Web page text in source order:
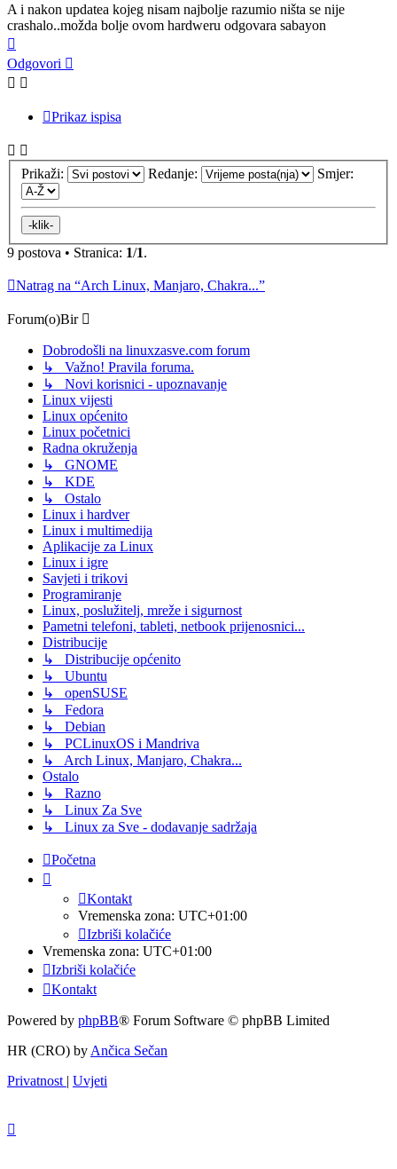
A i nakon updatea kojeg nisam najbolje razumio ništa se nije
crashalo..možda bolje ovom hardweru odgovara sabayon
Odgovori
Prikaz ispisa
Prikaži: Redanje: Smjer:
9 postova • Stranica: 1/1.
Natrag na “Arch Linux, Manjaro, Chakra...”
Forum(o)Bir
Dobrodošli na linuxzasve.com forum
↳ Važno! Pravila foruma.
↳ Novi korisnici - upoznavanje
Linux vijesti
Linux općenito
Linux početnici
Radna okruženja
↳ GNOME
↳ KDE
↳ Ostalo
Linux i hardver
Linux i multimedija
Aplikacije za Linux
Linux i igre
Savjeti i trikovi
Programiranje
Linux, poslužitelj, mreže i sigurnost
Pametni telefoni, tableti, netbook prijenosnici...
Distribucije
↳ Distribucije općenito
↳ Ubuntu
↳ openSUSE
↳ Fedora
↳ Debian
↳ PCLinuxOS i Mandriva
↳ Arch Linux, Manjaro, Chakra...
Ostalo
↳ Razno
↳ Linux Za Sve
↳ Linux za Sve - dodavanje sadržaja
Početna
Kontakt
Vremenska zona: UTC+01:00
Izbriši kolačiće
Vremenska zona: UTC+01:00
Izbriši kolačiće
Kontakt
Powered by phpBB® Forum Software © phpBB Limited
HR (CRO) byAnčica Sečan
Privatnost | Uvjeti